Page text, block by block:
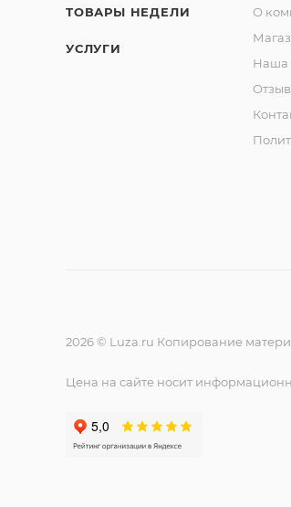
ТОВАРЫ НЕДЕЛИ
УСЛУГИ
О
Наша
2026 © Luza.ru Копирование
Цена на сайте носит